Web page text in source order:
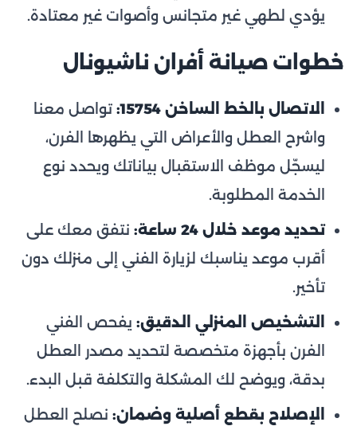
يؤدي لطهي غير متجانس وأصوات غير معتادة.
خطوات صيانة أفران ناشيونال
الاتصال بالخط الساخن 15754:
تواصل معنا
واشرح العطل والأعراض التي يظهرها الفرن،
ليسجّل موظف الاستقبال بياناتك ويحدد نوع
الخدمة المطلوبة.
تحديد موعد خلال 24 ساعة:
نتفق معك على
أقرب موعد يناسبك لزيارة الفني إلى منزلك دون
تأخير.
التشخيص المنزلي الدقيق: يفحص الفني
الفرن بأجهزة متخصصة لتحديد مصدر العطل
بدقة، ويوضح لك المشكلة والتكلفة قبل البدء.
الإصلاح بقطع أصلية وضمان: نصلح العطل